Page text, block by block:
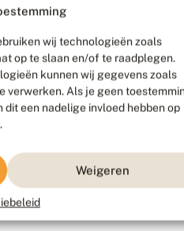
wij technologieën zoals
op te slaan en/of te raadplegen.
kunnen wij gegevens zoals
verwerken. Als je geen
een nadelige invloed hebben op
Weigeren